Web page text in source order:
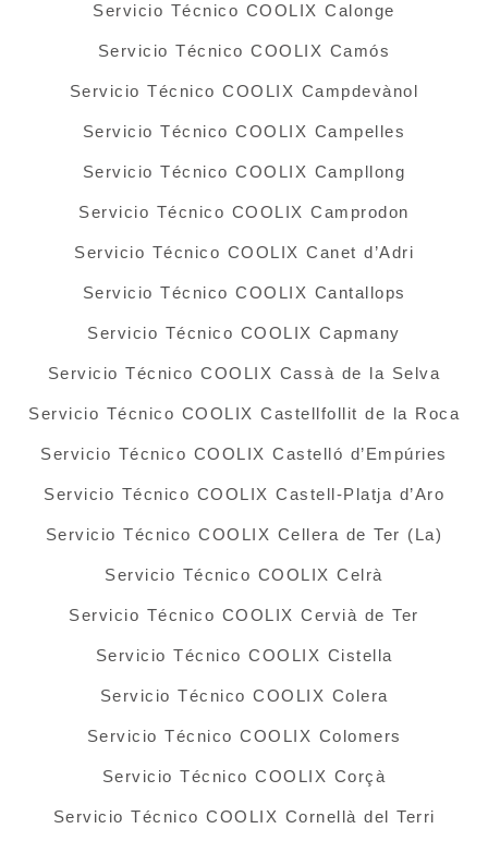
Servicio Técnico COOLIX Calonge
Servicio Técnico COOLIX Camós
Servicio Técnico COOLIX Campdevànol
Servicio Técnico COOLIX Campelles
Servicio Técnico COOLIX Campllong
Servicio Técnico COOLIX Camprodon
Servicio Técnico COOLIX Canet d’Adri
Servicio Técnico COOLIX Cantallops
Servicio Técnico COOLIX Capmany
Servicio Técnico COOLIX Cassà de la Selva
Servicio Técnico COOLIX Castellfollit de la Roca
Servicio Técnico COOLIX Castelló d’Empúries
Servicio Técnico COOLIX Castell-Platja d’Aro
Servicio Técnico COOLIX Cellera de Ter (La)
Servicio Técnico COOLIX Celrà
Servicio Técnico COOLIX Cervià de Ter
Servicio Técnico COOLIX Cistella
Servicio Técnico COOLIX Colera
Servicio Técnico COOLIX Colomers
Servicio Técnico COOLIX Corçà
Servicio Técnico COOLIX Cornellà del Terri